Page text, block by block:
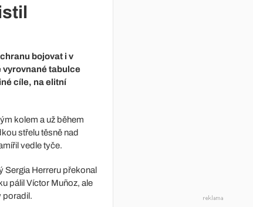
bojovat i v
vyrovnané tabulce
cíle, na elitní
kolem a už během
střelu těsně nad
vedle tyče.
Sergia Herreru překonal
pálil Víctor Muñoz, ale
poradil.